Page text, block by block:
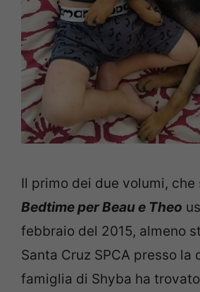
Il primo dei due volumi, che
Bedtime per Beau e Theo
febbraio del 2015, almeno
Santa Cruz SPCA presso la
famiglia di Shyba ha